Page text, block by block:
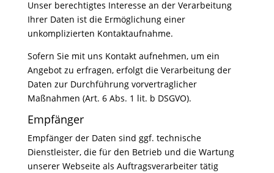
Unser berechtigtes Interesse an der Verarbeitung
Ihrer Daten ist die Ermöglichung einer
unkomplizierten Kontaktaufnahme.
Sofern Sie mit uns Kontakt aufnehmen, um ein
Angebot zu erfragen, erfolgt die Verarbeitung der
Daten zur Durchführung vorvertraglicher
Maßnahmen (Art. 6 Abs. 1 lit. b DSGVO).
Empfänger
Empfänger der Daten sind ggf. technische
Dienstleister, die für den Betrieb und die Wartung
unserer Webseite als Auftragsverarbeiter tätig